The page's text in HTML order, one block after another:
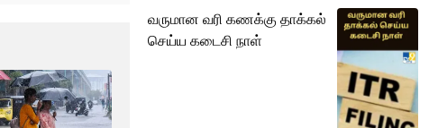
வருமான வரி கணக்கு தாக்கல்
செய்ய கடைசி நாள்